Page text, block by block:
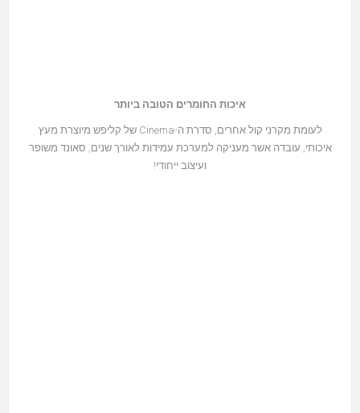
איכות החומרים הטובה ביותר
לעומת מקרני קול אחרים, סדרת ה-Cinema של קליפש מיוצרת מעץ
איכותי, עובדה אשר מעניקה למערכת עמידות לאורך שנים, סאונד משופר
ועיצוב ייחודי!